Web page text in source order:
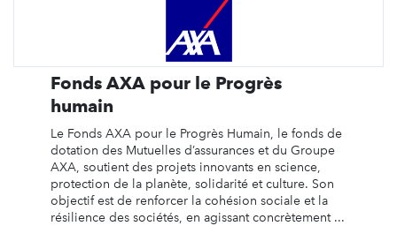
Fonds AXA pour le Progrès
humain
Le Fonds AXA pour le Progrès Humain, le fonds de
dotation des Mutuelles d’assurances et du Groupe
AXA, soutient des projets innovants en science,
protection de la planète, solidarité et culture. Son
objectif est de renforcer la cohésion sociale et la
résilience des sociétés, en agissant concrètement ...